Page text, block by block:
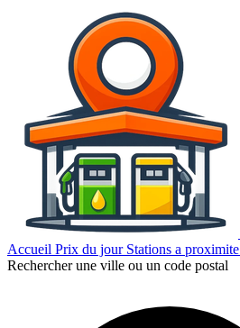
Accueil Prix du jour Stations a proximite
Rechercher une ville ou un code postal